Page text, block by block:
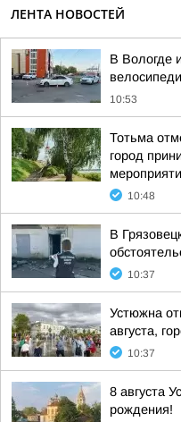
ЛЕНТА НОВОСТЕЙ
В Вологде
10:53
Тотьма
город
10:48
В
10:37
Устюжна
августа,
10:37
8 августа
рождения!